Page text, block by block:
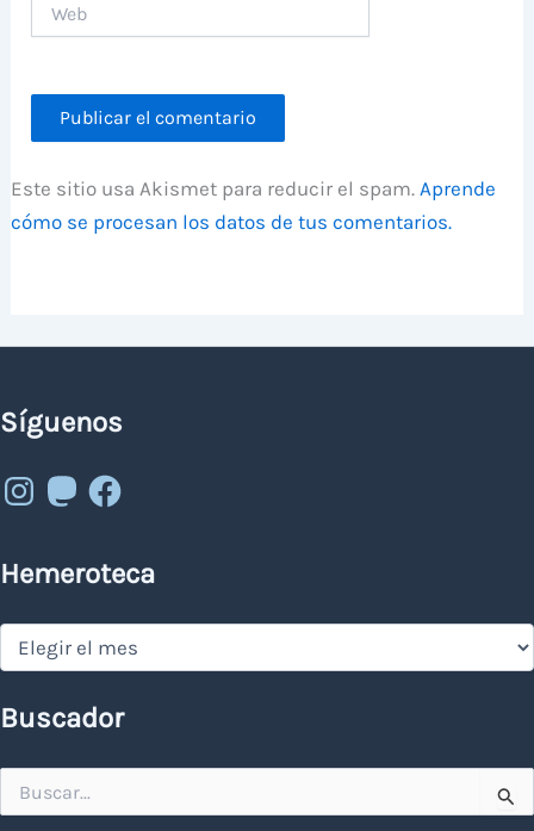
Este sitio usa Akismet para reducir el spam.Aprende
cómo se procesan los datos de tus comentarios.
Síguenos
Instagram
MastodonFacebook
Hemeroteca
Hemeroteca
Buscador
por: